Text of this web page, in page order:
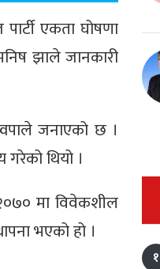
एकता घोषणा
झाले जानकारी
जनाएको छ ।
थियो ।
मा विवेकशील
भएको हो ।
१